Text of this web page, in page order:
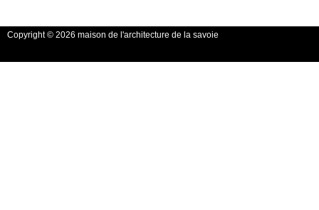
Copyright © 2026 maison de l'architecture de la savoie